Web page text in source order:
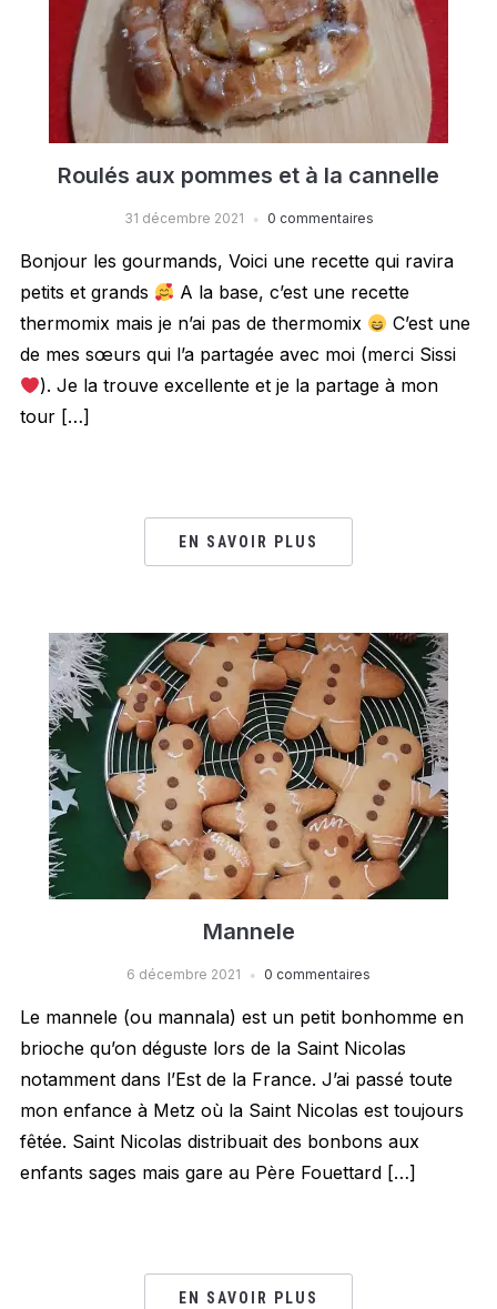
Roulés aux pommes et à la cannelle
31 décembre 2021 0 commentaires
Bonjour les gourmands, Voici une recette qui ravira
petits et grands
A la base, c’est une recette
thermomix mais je n’ai pas de thermomix
C’est une
de mes sœurs qui l’a partagée avec moi (merci Sissi
). Je la trouve excellente et je la partage à mon
tour […]
EN SAVOIR PLUS
Mannele
6 décembre 2021 0 commentaires
Le mannele (ou mannala) est un petit bonhomme en
brioche qu’on déguste lors de la Saint Nicolas
notamment dans l’Est de la France. J’ai passé toute
mon enfance à Metz où la Saint Nicolas est toujours
fêtée. Saint Nicolas distribuait des bonbons aux
enfants sages mais gare au Père Fouettard […]
EN SAVOIR PLUS